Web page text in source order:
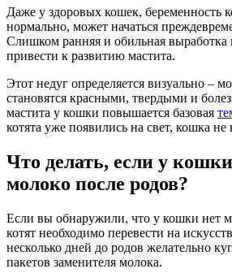
Даже у здоровых кошек, беременность
нормально, может начаться
Слишком ранняя и обильная выработка
привести к развитию мастита.
Этот недуг определяется визуально –
становятся красными, твердыми и
мастита у кошки повышается базовая
котята уже появились на свет, кошка не
Что делать, если у
молоко после родов?
Если вы обнаружили, что у кошки нет
котят необходимо перевести на
несколько дней до родов желательно
пакетов заменителя молока.